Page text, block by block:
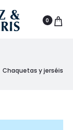
0
Chaquetas y jerséis